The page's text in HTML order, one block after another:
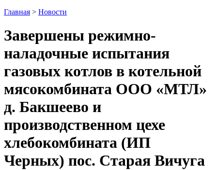
Главная > Новости
Завершены режимно-
наладочные испытания
газовых котлов в котельной
мясокомбината ООО «МТЛ»
д. Бакшеево и
производственном цехе
хлебокомбината (ИП
Черных) пос. Старая Вичуга